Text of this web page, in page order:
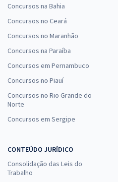
Concursos na Bahia
Concursos no Ceará
Concursos no Maranhão
Concursos na Paraíba
Concursos em Pernambuco
Concursos no Piauí
Concursos no Rio Grande do
Norte
Concursos em Sergipe
CONTEÚDO JURÍDICO
Consolidação das Leis do
Trabalho